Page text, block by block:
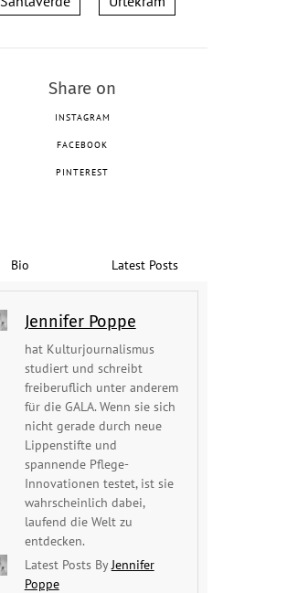
Share on
INSTAGRAM
FACEBOOK
PINTEREST
Bio Latest Posts
Jennifer Poppe
hat Kulturjournalismus
studiert und schreibt
freiberuflich unter anderem
für die GALA. Wenn sie sich
nicht gerade durch neue
Lippenstifte und
spannende Pflege-
Innovationen testet, ist sie
wahrscheinlich dabei,
laufend die Welt zu
entdecken.
Latest Posts ByJennifer
Poppe